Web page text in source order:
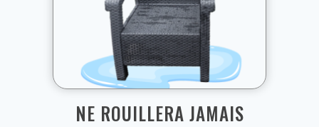
NE ROUILLERA JAMAIS